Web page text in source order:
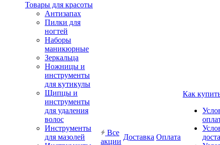
Товары для красоты
Антизапах
Пилки для
ногтей
Наборы
маникюрные
Зеркальца
Ножницы и
инструменты
для кутикулы
Щипцы и
инструменты
для удаления
волос
Инструменты
для мазолей
Все
акции
Доставка Оплата
Как